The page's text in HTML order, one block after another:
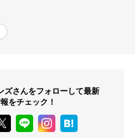
ズさんをフォローして最新
をチェック！